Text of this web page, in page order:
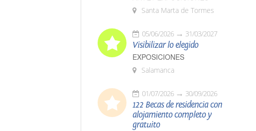
Santa Marta de Tormes
05/06/2026 31/03/2027
Visibilizar lo elegido
EXPOSICIONES
Salamanca
01/07/2026 30/09/2026
122 Becas de residencia con
alojamiento completo y
gratuito